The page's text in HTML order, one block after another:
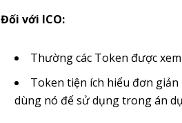
Đối với ICO:
Thường các Token được xem
Token tiện ích hiểu đơn
dùng nó để sử dụng trong án